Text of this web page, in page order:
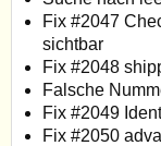
Fix #2047
sichtbar
Fix #2048
Falsche
Fix #2049
Fix #2050